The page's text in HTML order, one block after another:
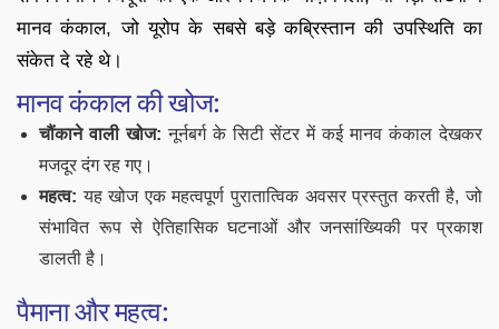
मानव कंकाल, जो यूरोप के सबसे बड़े कब्रिस्तान की उपस्थिति का
संकेत दे रहे थे।
मानव कंकाल की खोज:
चौंकाने वाली खोज: नूर्नबर्ग के सिटी सेंटर में कई मानव कंकाल देखकर
मजदूर दंग रह गए।
महत्व: यह खोज एक महत्वपूर्ण पुरातात्विक अवसर प्रस्तुत करती है, जो
संभावित रूप से ऐतिहासिक घटनाओं और जनसांख्यिकी पर प्रकाश
डालती है।
पैमाना और महत्व: